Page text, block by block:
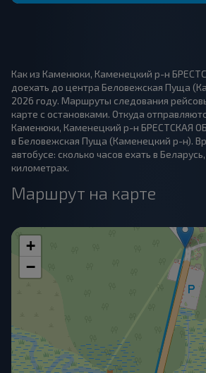
Как из Каменюки, Каменецкий р-н
доехать до центра Беловежская Пуща
2026 году. Маршруты следования
карте с остановками. Откуда
Каменюки, Каменецкий р-н БРЕСТСКАЯ
в Беловежская Пуща (Каменецкий р-н).
автобусе: сколько часов ехать в
километрах.
Маршрут на карте
+
−